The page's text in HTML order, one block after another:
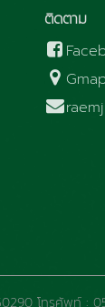
ติดตาม
โทรศัพท์ :